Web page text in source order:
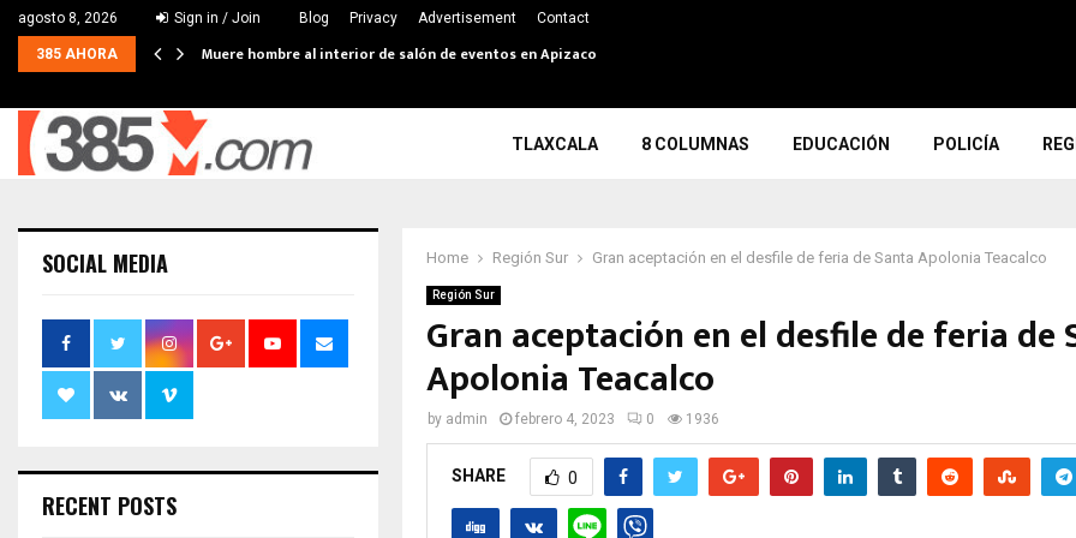
agosto 8, 2026 Sign in / Join Blog Privacy Advertisement Contact
385 AHORA Muere hombre al interior de salón de eventos en Apizaco
TLAXCALA 8 COLUMNAS EDUCACIÓN POLICÍA
Home Región Sur Gran aceptación en el desfile de feria de Santa Apolonia Teacalco
Región Sur
Gran aceptación en el desfile de feria de
Apolonia Teacalco
by admin febrero 4, 2023 0 1936
SHARE 0
SOCIAL MEDIA
RECENT POSTS